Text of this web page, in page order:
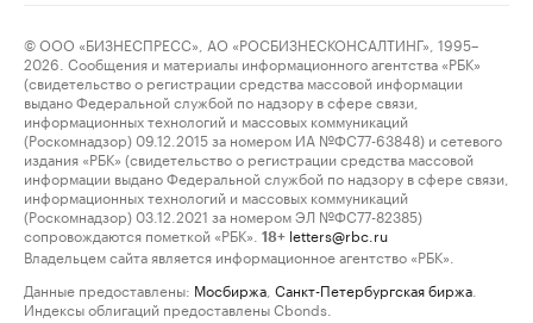
© ООО «БИЗНЕСПРЕСС», АО «РОСБИЗНЕСКОНСАЛТИНГ», 1995–
2026. Сообщения и материалы информационного агентства «РБК»
(свидетельство о регистрации средства массовой информации
выдано Федеральной службой по надзору в сфере связи,
информационных технологий и массовых коммуникаций
(Роскомнадзор) 09.12.2015 за номером ИА №ФС77-63848) и сетевого
издания «РБК» (свидетельство о регистрации средства массовой
информации выдано Федеральной службой по надзору в сфере связи,
информационных технологий и массовых коммуникаций
(Роскомнадзор) 03.12.2021 за номером ЭЛ №ФС77-82385)
сопровождаются пометкой «РБК».
18+ letters@rbc.ru
Владельцем сайта является информационное агентство «РБК».
Данные предоставлены: Мосбиржа Санкт-Петербургская биржа
Индексы облигаций предоставлены Cbonds.